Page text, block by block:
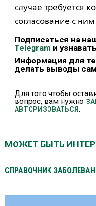
случае требуется
согласование с
Подписаться на
Telegram и
Информация для
делать выводы
Для того чтобы
вопрос, вам нужно
АВТОРИЗОВАТЬСЯ.
МОЖЕТ БЫТЬ
СПРАВОЧНИК